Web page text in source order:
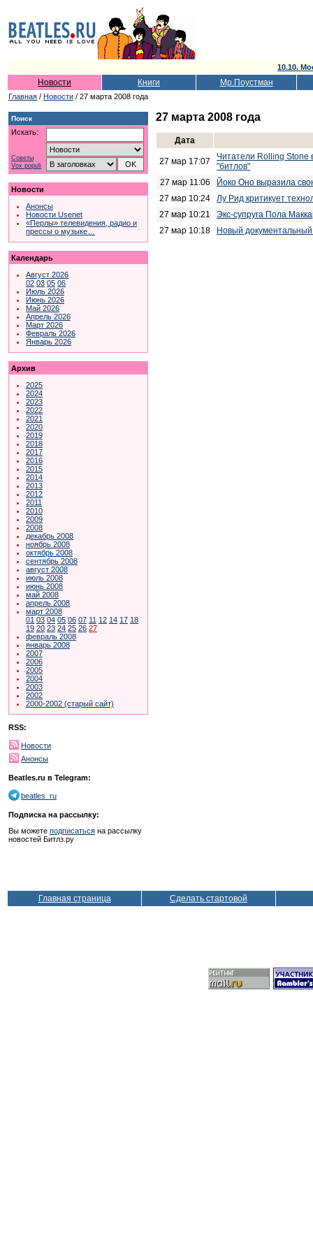
10.10.
Новости Книги Мр.Поустман
Главная / Новости / 27 марта 2008 года
Поиск
Искать:
Советы
Vox populi
Новости
Анонсы
Новости Usenet
«Перлы» телевидения, радио и
прессы о музыке…
Календарь
Август 2026
02 03 05 06
Июль 2026
Июнь 2026
Май 2026
Апрель 2026
Март 2026
Февраль 2026
Январь 2026
Архив
2025
2024
2023
2022
2021
2020
2019
2018
2017
2016
2015
2014
2013
2012
2011
2010
2009
2008
декабрь 2008
ноябрь 2008
октябрь 2008
сентябрь 2008
август 2008
июль 2008
июнь 2008
май 2008
апрель 2008
март 2008
01 03 04 05 06 07 11 12 14 17 18
19 20 23 24 25 26 27
февраль 2008
январь 2008
2007
2006
2005
2004
2003
2002
2000-2002 (старый сайт)
RSS:
Новости
Анонсы
Beatles.ru в Telegram:
beatles_ru
Подписка на рассылку:
Вы можете подписаться на рассылку
новостей Битлз.ру
27 марта 2008 года
Дата
27 мар 17:07
Читатели Rolling Stone
"битлов"
27 мар 11:06
Йоко Оно выразила
27 мар 10:24
Лу Рид критикует
27 мар 10:21
Экс-супруга Пола
27 мар 10:18
Новый
Главная страница Сделать стартовой